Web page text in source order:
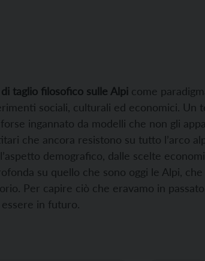
di taglio filosofico sulle Alpi come
sociali, culturali ed economici. Un
ingannato da modelli che non gli
che ancora resistono su tutto l’arco
demografico, dalle scelte
su quello che sono oggi le Alpi, che
Per capire ciò che eravamo in
in futuro.